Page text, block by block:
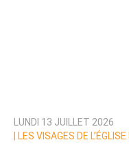
LUNDI 13 JUILLET 2026
LES VISAGES DE